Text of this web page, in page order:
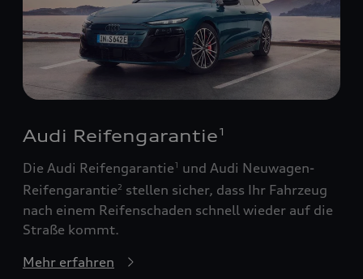
Audi Reifengarantie 1
Die Audi Reifengarantie1
und Audi Neuwagen-
Reifengarantie2 stellen sicher, dass Ihr Fahrzeug
nach einem Reifenschaden schnell wieder auf die
Straße kommt.
Mehr erfahren